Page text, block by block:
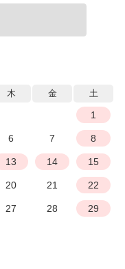
木 金 土
1
6 7 8
13 14 15
20 21 22
27 28 29